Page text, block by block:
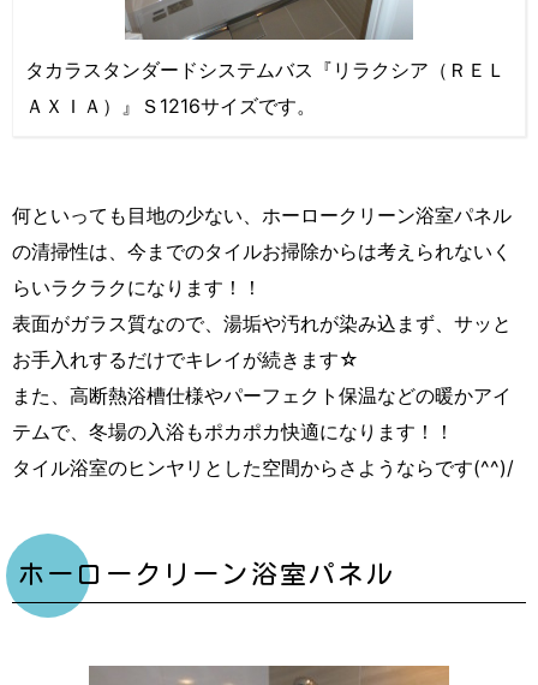
タカラスタンダードシステムバス『リラクシア（ＲＥＬ
ＡＸＩＡ）』Ｓ1216サイズです。
何といっても目地の少ない、ホーロークリーン浴室パネル
の清掃性は、今までのタイルお掃除からは考えられないく
らいラクラクになります！！
表面がガラス質なので、湯垢や汚れが染み込まず、サッと
お手入れするだけでキレイが続きます☆
また、高断熱浴槽仕様やパーフェクト保温などの暖かアイ
テムで、冬場の入浴もポカポカ快適になります！！
タイル浴室のヒンヤリとした空間からさようならです(^^)/
ホーロークリーン浴室パネル